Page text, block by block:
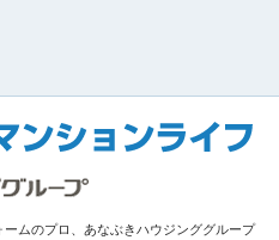
ムのプロ、あなぶきハウジンググループ